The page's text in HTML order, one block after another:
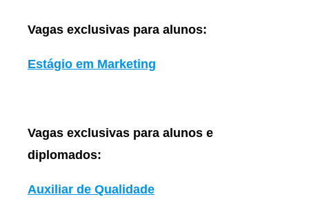
Vagas exclusivas para alunos:
Estágio em Marketing
Vagas exclusivas para alunos e
diplomados:
Auxiliar de Qualidade